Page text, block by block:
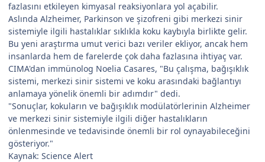
fazlasını etkileyen kimyasal reaksiyonlara yol açabilir.
Aslında Alzheimer, Parkinson ve şizofreni gibi merkezi sinir
sistemiyle ilgili hastalıklar sıklıkla koku kaybıyla birlikte gelir.
Bu yeni araştırma umut verici bazı veriler ekliyor, ancak hem
insanlarda hem de farelerde çok daha fazlasına ihtiyaç var.
CIMA'dan immünolog Noelia Casares, "Bu çalışma, bağışıklık
sistemi, merkezi sinir sistemi ve koku arasındaki bağlantıyı
anlamaya yönelik önemli bir adımdır" dedi.
"Sonuçlar, kokuların ve bağışıklık modülatörlerinin Alzheimer
ve merkezi sinir sistemiyle ilgili diğer hastalıkların
önlenmesinde ve tedavisinde önemli bir rol oynayabileceğini
gösteriyor."
Kaynak: Science Alert